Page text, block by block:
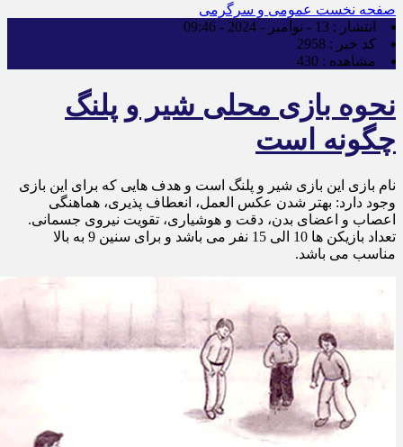
صفحه نخست عمومی و سرگرمی
انتشار : 13 - نوامبر - 2024 - 09:46
کد خبر : 2958
مشاهده : 430
نحوه بازی محلی شیر و پلنگ
چگونه است
نام بازی این بازی شیر و پلنگ است و هدف هایی که برای این بازی
وجود دارد: بهتر شدن عکس العمل، انعطاف پذیری، هماهنگی
اعصاب و اعضای بدن، دقت و هوشیاری، تقویت نیروی جسمانی.
تعداد بازیکن ها 10 الی 15 نفر می باشد و برای سنین 9 به بالا
مناسب می باشد.